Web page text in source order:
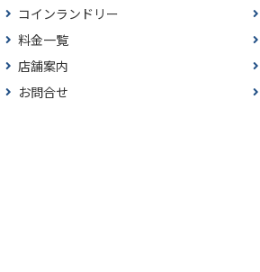
コインランドリー
料金一覧
店舗案内
お問合せ